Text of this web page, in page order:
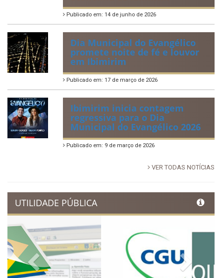
Tradicional Festa de São Pedro
no Povoado Campos
88ª Tradicional Festa de Santo
Antônio fortalece cultura,
tradição e movimenta a
economia de Ibimirim
Publicado em: 14 de junho de 2026
Dia Municipal do Evangélico
promete noite de fé e louvor
Ibimirim inicia contagem
regressiva para o Dia
Publicado em: 9 de março de 2026
VER TODAS NOTÍCIAS